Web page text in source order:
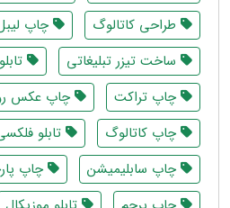
طراحی کاتالوگ
چاپ
ساخت تیزر تبلیغاتی
چاپ تراکت
چاپ عکس
چاپ کاتالوگ
تابلو
چاپ سابلیمیشن
چاپ